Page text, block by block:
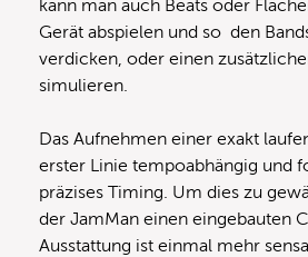
kann man auch Beats oder
Gerät abspielen und so den
verdicken, oder einen
simulieren.
Das Aufnehmen einer exakt
erster Linie tempoabhängig und
präzises Timing. Um dies zu
der JamMan einen eingebauten
Ausstattung ist einmal mehr